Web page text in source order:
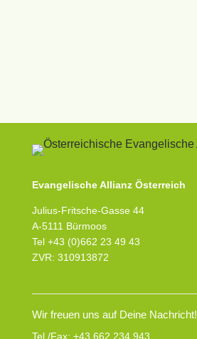
Evangelische Allianz Österreich
Julius-Fritsche-Gasse 44
A-5111 Bürmoos
Tel +43 (0)662 23 49 43
ZVR: 310913872
Wir freuen uns auf Deine Nachricht!
Tel./Fax: +43 662 234 943